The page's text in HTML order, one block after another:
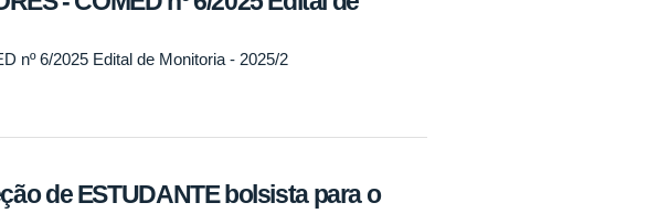
nº 6/2025 Edital de Monitoria - 2025/2
de ESTUDANTE bolsista para o